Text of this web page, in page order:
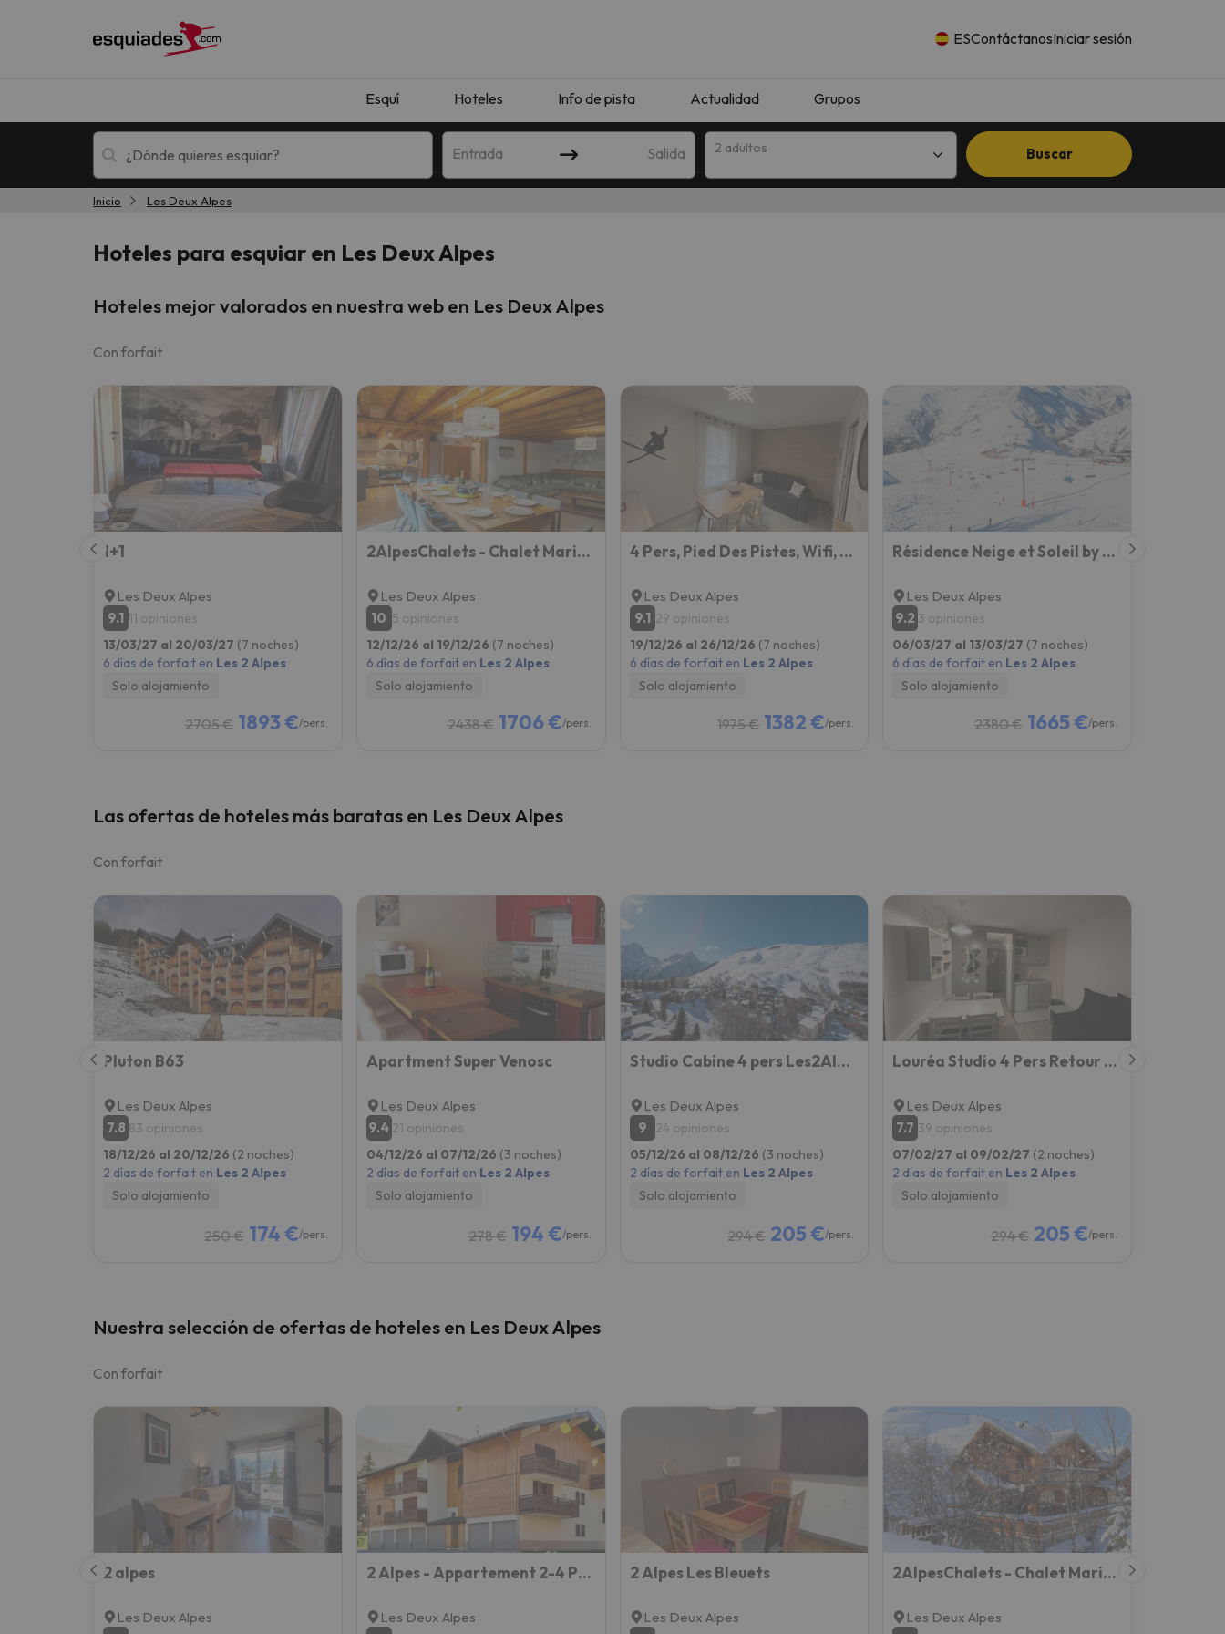
ESContáctanosIniciar sesión
Esquí Hoteles Info de pista Actualidad Grupos
Entrada Salida 2 adultos Buscar
¡Vaya! No hemos encontrado ningún resultado que coincida con tu búsqueda. Prueba a modificar el destino.
¡Vaya! Parece que nuestro buscador ha perdido el norte. En cuanto encuentre su brújula vuelve.
Inicio Les Deux Alpes
Hoteles para esquiar en Les Deux Alpes
Hoteles mejor valorados en nuestra web en Les Deux Alpes
Con forfait
1+1
Les Deux Alpes
9.1 11 opiniones
13/03/27 al 20/03/27 (7 noches)
6 días de forfait en Les 2 Alpes
Solo alojamiento
2705 € 1893 €/pers.
2AlpesChalets - Chalet Marie 1 - Standing et Sauna au pieds des pistes
Les Deux Alpes
10 5 opiniones
12/12/26 al 19/12/26 (7 noches)
6 días de forfait en Les 2 Alpes
Solo alojamiento
2438 € 1706 €/pers.
4 Pers, Pied Des Pistes, Wifi, Netflix, Lave-vaisselle
Les Deux Alpes
9.1 29 opiniones
19/12/26 al 26/12/26 (7 noches)
6 días de forfait en Les 2 Alpes
Solo alojamiento
1975 € 1382 €/pers.
Résidence Neige et Soleil by Leavetown Vacations
Les Deux Alpes
9.2 3 opiniones
06/03/27 al 13/03/27 (7 noches)
6 días de forfait en Les 2 Alpes
Solo alojamiento
2380 € 1665 €/pers.
Las ofertas de hoteles más baratas en Les Deux Alpes
Con forfait
Pluton B63
Les Deux Alpes
7.8 83 opiniones
18/12/26 al 20/12/26 (2 noches)
2 días de forfait en Les 2 Alpes
Solo alojamiento
250 € 174 €/pers.
Apartment Super Venosc
Les Deux Alpes
9.4 21 opiniones
04/12/26 al 07/12/26 (3 noches)
2 días de forfait en Les 2 Alpes
Solo alojamiento
278 € 194 €/pers.
Studio Cabine 4 pers Les2Alpes 21m²
Les Deux Alpes
9
24 opiniones
05/12/26 al 08/12/26 (3 noches)
2 días de forfait en Les 2 Alpes
Solo alojamiento
294 € 205 €/pers.
Louréa Studio 4 Pers Retour Skis Au Pieds
Les Deux Alpes
7.7 39 opiniones
07/02/27 al 09/02/27 (2 noches)
2 días de forfait en Les 2 Alpes
Solo alojamiento
294 € 205 €/pers.
Nuestra selección de ofertas de hoteles en Les Deux Alpes
Con forfait
2 alpes
Les Deux Alpes
2 Alpes - Appartement 2-4 Pers
Les Deux Alpes
2 Alpes Les Bleuets
Les Deux Alpes
2AlpesChalets - Chalet Marie 2 - Standing et Sauna aux pieds des pistes
Les Deux Alpes